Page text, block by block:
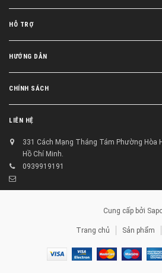
HỖ TRỢ
HƯỚNG DẪN
CHÍNH SÁCH
LIÊN HỆ
331 Cách Mạng Tháng Tám Phường Hòa
Hồ Chí Minh.
0939919191
Cung cấp bởi
Trang chủ Sản phẩm